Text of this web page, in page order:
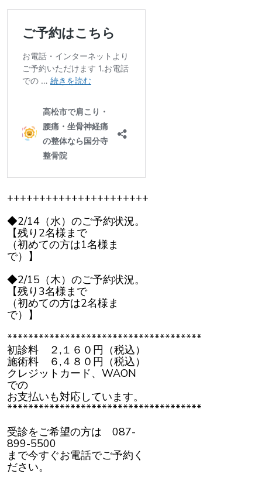
++++++++++++++++++++++
◆2/14（水）のご予約状況。
【残り2名様まで
（初めての方は1名様ま
で）】
◆2/15（木）のご予約状況。
【残り3名様まで
（初めての方は2名様ま
で）】
*************************************
初診料 ２,１６０円（税込）
施術料 ６,４８０円（税込）
クレジットカード、WAON
での
お支払いも対応しています。
*************************************
受診をご希望の方は 087-
899-5500
まで今すぐお電話でご予約く
ださい。